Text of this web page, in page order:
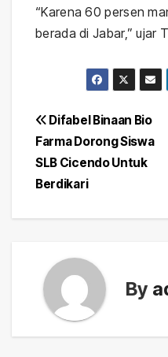
“Karena 60 persen
berada di Jabar,” ujar
Post
navigation
Difabel Binaan Bio
Farma Dorong Siswa
SLB Cicendo Untuk
Berdikari
By